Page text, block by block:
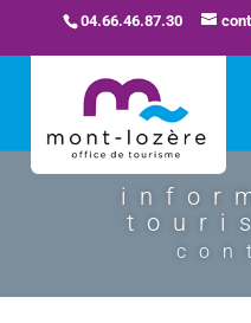
04.66.46.87.30